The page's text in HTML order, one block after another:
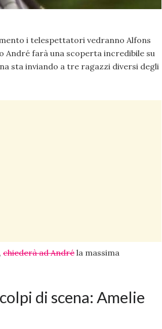
i telespettatori vedranno Alfons
farà una scoperta incredibile su
sta inviando a tre ragazzi diversi degli
chiederà ad André la massima
di scena: Amelie